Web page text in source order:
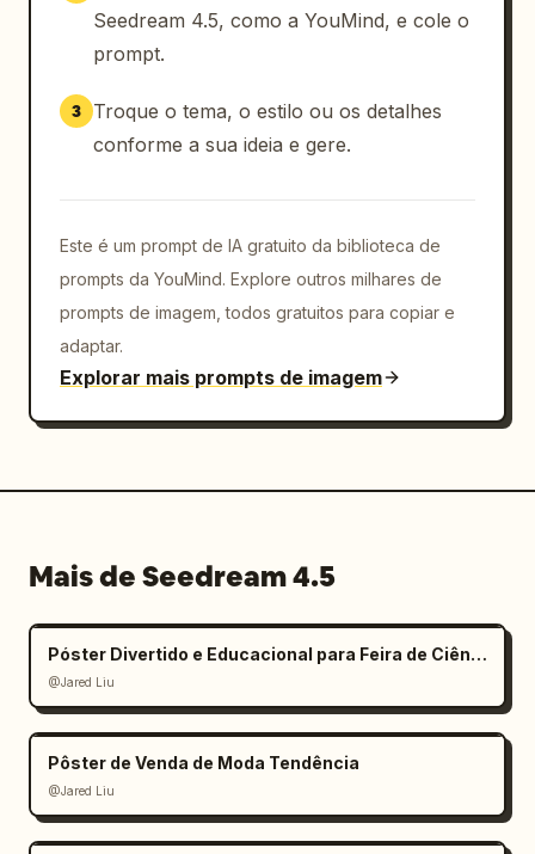
Seedream 4.5, como a YouMind, e cole o
prompt.
3
Troque o tema, o estilo ou os detalhes
conforme a sua ideia e gere.
Este é um prompt de IA gratuito da biblioteca de
prompts da YouMind. Explore outros milhares de
prompts de imagem, todos gratuitos para copiar e
adaptar.
Explorar mais prompts de imagem
Mais de Seedream 4.5
Póster Divertido e Educacional para Feira de Ciências Infantil
@Jared Liu
Pôster de Venda de Moda Tendência
@Jared Liu